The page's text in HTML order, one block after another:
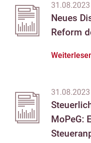
31.08.2023
Neues
Reform
31.08.2023
MoPeG: